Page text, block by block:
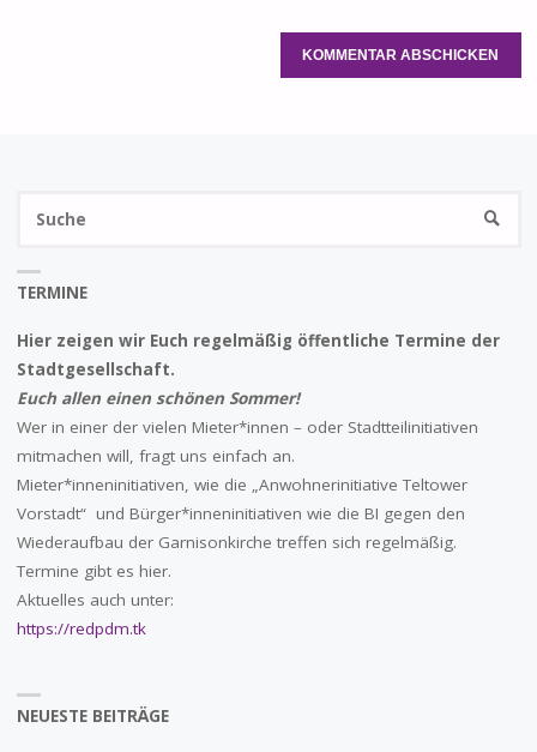
SUCHE
TERMINE
Hier zeigen wir Euch regelmäßig öffentliche Termine der
Stadtgesellschaft.
Euch allen einen schönen Sommer!
Wer in einer der vielen Mieter*innen – oder Stadtteilinitiativen
mitmachen will, fragt uns einfach an.
Mieter*inneninitiativen, wie die „Anwohnerinitiative Teltower
Vorstadt“ und Bürger*inneninitiativen wie die BI gegen den
Wiederaufbau der Garnisonkirche treffen sich regelmäßig.
Termine gibt es hier.
Aktuelles auch unter:
https://redpdm.tk
NEUESTE BEITRÄGE